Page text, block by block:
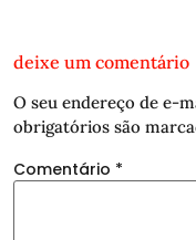
deixe um comentário
O seu endereço de e-
obrigatórios são
Comentário *